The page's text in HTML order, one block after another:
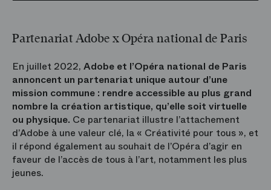
Partenariat Adobe x Opéra national de Paris
En juillet 2022, Adobe et l’Opéra national de Paris
annoncent un partenariat unique autour d’une
mission commune : rendre accessible au plus grand
nombre la création artistique, qu’elle soit virtuelle
ou physique. Ce partenariat illustre l’attachement
d’Adobe à une valeur clé, la « Créativité pour tous », et
il répond également au souhait de l’Opéra d’agir en
faveur de l’accès de tous à l’art, notamment les plus
jeunes.